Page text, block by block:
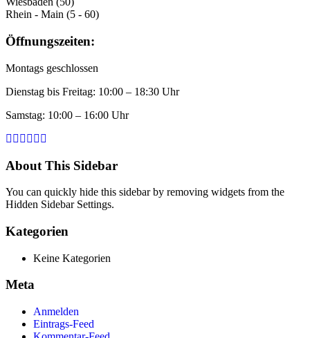
Rhein - Main (5 - 60)
Öffnungszeiten:
Montags geschlossen
Dienstag bis Freitag: 10:00 – 18:30 Uhr
Samstag: 10:00 – 16:00 Uhr
About This Sidebar
You can quickly hide this sidebar by removing widgets from the
Hidden Sidebar Settings.
Kategorien
Keine Kategorien
Meta
Anmelden
Eintrags-Feed